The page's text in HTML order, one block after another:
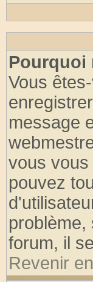
Pourquoi
Vous
message
vous
pouvez
problème,
forum, il
Revenir